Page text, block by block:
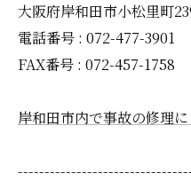
大阪府岸和田市小松里町
電話番号 : 072-477-3901
FAX番号 : 072-457-1758
岸和田市内で事故の修理